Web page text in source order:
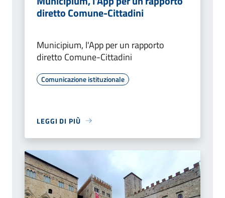
diretto Comune-Cittadini
Municipium, l'App per un rapporto
diretto Comune-Cittadini
Comunicazione istituzionale
LEGGI DI PIÙ